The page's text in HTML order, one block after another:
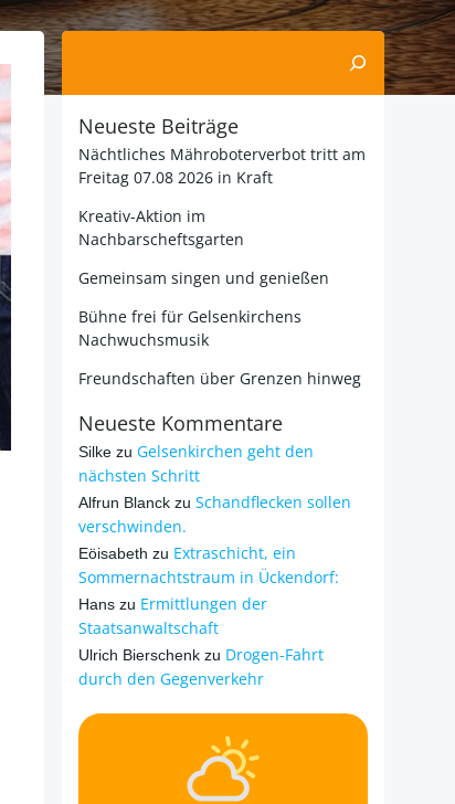
Suchen
Neueste Beiträge
Nächtliches Mähroboterverbot tritt am
Freitag 07.08 2026 in Kraft
Kreativ-Aktion im
Nachbarscheftsgarten
Gemeinsam singen und genießen
Bühne frei für Gelsenkirchens
Nachwuchsmusik
Freundschaften über Grenzen hinweg
Neueste Kommentare
Silke zu Gelsenkirchen geht den
nächsten Schritt
Alfrun Blanck zu Schandflecken sollen
verschwinden.
Eöisabeth zu Extraschicht, ein
Sommernachtstraum in Ückendorf:
Hans zu Ermittlungen der
Staatsanwaltschaft
Ulrich Bierschenk zu Drogen-Fahrt
durch den Gegenverkehr